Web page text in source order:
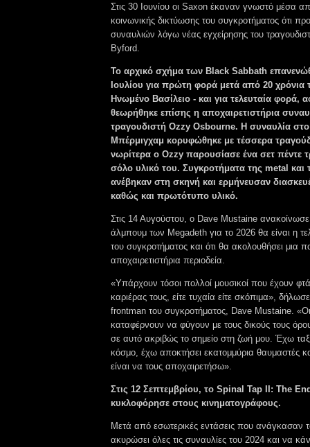
Στις 30 Ιουνίου οι Saxon έκαναν γνωστό μέσα
κοινωνικής δικτύωσης του συγκροτήματος ότι
συναυλιών λόγω νέας εγχείρησης του
Byford.
Το αρχικό σχήμα των Black Sabbath
Ιουλίου για πρώτη φορά μετά από 20 χρόνια
Ηνωμένο Βασίλειο - και για τελευταία φορά,
θεωρήθηκε επίσης η αποχαιρετιστήρια
τραγουδιστή Ozzy Osbourne. Η συναυλία
Μπέρμιγχαμ κορυφώθηκε με τέσσερα
νωρίτερα ο Ozzy παρουσίασε ένα σετ πέντε
σόλο υλικό του. Συγκροτήματα της metal και
ανέβηκαν στη σκηνή και ερμήνευσαν
καθώς και πρωτότυπο υλικό.
Στις 14 Αυγούστου, ο Dave Mustaine ανακοίνωσε
άλμπουμ των Megadeth για το 2026 θα είναι η
του συγκροτήματος και ότι θα ακολουθήσει μια
αποχαιρετιστήρια περιοδεία.
«Υπάρχουν τόσοι πολλοί μουσικοί που έχουν
καριέρας τους, είτε τυχαία είτε σκόπιμα»,
frontman του συγκροτήματος, Dave Mustaine. «Οι
καταφέρνουν να φύγουν με τους δικούς τους
σε αυτό ακριβώς το σημείο στη ζωή μου. Έχω
κόσμο, έχω αποκτήσει εκατομμύρια θαυμαστές
είναι να τους αποχαιρετήσω».
Στις 12 Σεπτεμβρίου, το Spinal Tap II: The
κυκλοφόρησε στους κινηματογράφους.
Μετά από εσωτερικές εντάσεις που ανάγκασαν
ακυρώσει όλες τις συναυλίες του 2024 και να